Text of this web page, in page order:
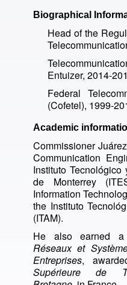
Biographical
Head of the
Entuizer, 2014-
Federal
(Cofetel), 1999-
Academic
Commissioner
Communication
Instituto
de Monterrey
Information
the Instituto
(ITAM).
He also earned a
Réseaux et
Entreprises,
Supérieure de